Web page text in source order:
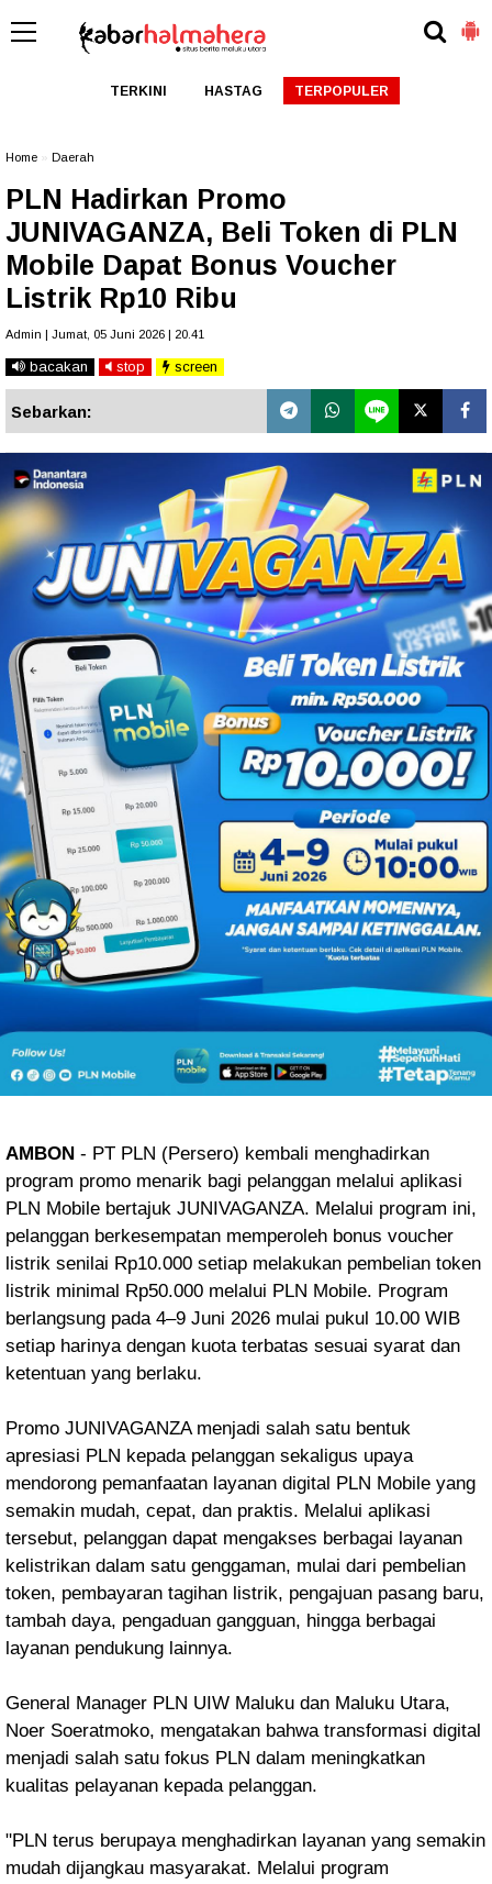
TERKINI HASTAG TERPOPULER
Home Daerah
PLN Hadirkan Promo
JUNIVAGANZA, Beli Token di PLN
Mobile Dapat Bonus Voucher
Listrik Rp10 Ribu
Admin | Jumat, 05 Juni 2026 | 20.41
bacakan stop screen
Sebarkan:
AMBON - PT PLN (Persero) kembali menghadirkan
program promo menarik bagi pelanggan melalui aplikasi
PLN Mobile bertajuk JUNIVAGANZA. Melalui program ini,
pelanggan berkesempatan memperoleh bonus voucher
listrik senilai Rp10.000 setiap melakukan pembelian token
listrik minimal Rp50.000 melalui PLN Mobile. Program
berlangsung pada 4–9 Juni 2026 mulai pukul 10.00 WIB
setiap harinya dengan kuota terbatas sesuai syarat dan
ketentuan yang berlaku.
Promo JUNIVAGANZA menjadi salah satu bentuk
apresiasi PLN kepada pelanggan sekaligus upaya
mendorong pemanfaatan layanan digital PLN Mobile yang
semakin mudah, cepat, dan praktis. Melalui aplikasi
tersebut, pelanggan dapat mengakses berbagai layanan
kelistrikan dalam satu genggaman, mulai dari pembelian
token, pembayaran tagihan listrik, pengajuan pasang baru,
tambah daya, pengaduan gangguan, hingga berbagai
layanan pendukung lainnya.
General Manager PLN UIW Maluku dan Maluku Utara,
Noer Soeratmoko, mengatakan bahwa transformasi digital
menjadi salah satu fokus PLN dalam meningkatkan
kualitas pelayanan kepada pelanggan.
"PLN terus berupaya menghadirkan layanan yang semakin
mudah dijangkau masyarakat. Melalui program